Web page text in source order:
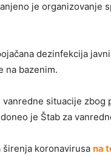
je organizovanje
dezinfekcija
na bazenim.
vanredne situacije
je Štab za
širenja koronavirusa na